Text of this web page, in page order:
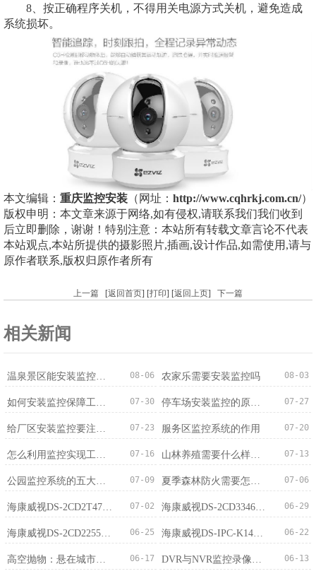
8、按正确程序关机，不得用关电源方式关机，避免造成
系统损坏。
本文编辑： 重庆监控安装 （网址： http://www.cqhrkj.com.cn/）
版权申明：本文章来源于网络,如有侵权,请联系我们我们收到
后立即删除，谢谢！特别注意：本站所有转载文章言论不代表
本站观点,本站所提供的摄影照片,插画,设计作品,如需使用,请与
原作者联系,版权归原作者所有
上一篇 [返回首页] [打印] [返回上页] 下一篇
相关新闻
08-06 农家乐需要安装监控吗 08-03
07-30 07-27
07-23 服务区监控系统的作用 07-20
07-16 07-13
07-09 07-06
07-02 06-29
06-25 06-22
06-17 06-13